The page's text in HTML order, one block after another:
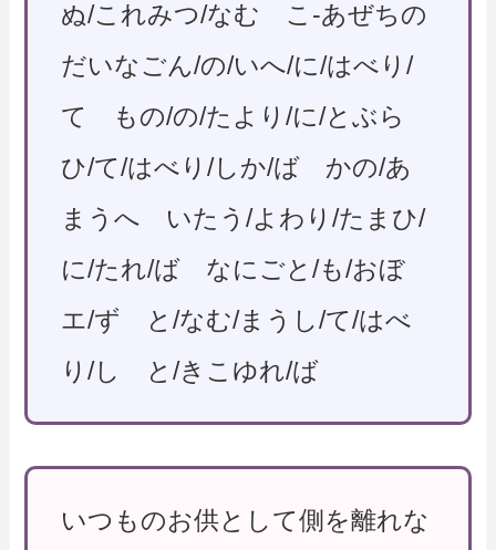
ぬ/これみつ/なむ こ-あぜちの
だいなごん/の/いへ/に/はべり/
て もの/の/たより/に/とぶら
ひ/て/はべり/しか/ば かの/あ
まうへ いたう/よわり/たまひ/
に/たれ/ば なにごと/も/おぼ
エ/ず と/なむ/まうし/て/はべ
り/し と/きこゆれ/ば
いつものお供として側を離れな